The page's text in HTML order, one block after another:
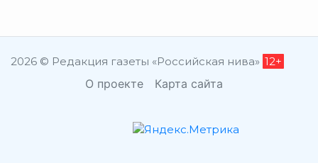
2026 © Редакция газеты «Российская нива» 12+
О проекте Карта сайта